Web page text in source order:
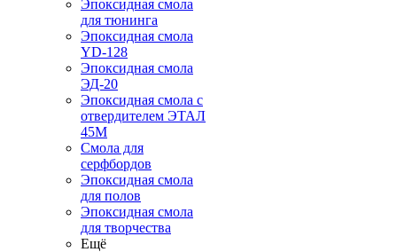
Эпоксидная смола
для тюнинга
Эпоксидная смола
YD-128
Эпоксидная смола
ЭД-20
Эпоксидная смола с
отвердителем ЭТАЛ
45М
Смола для
серфбордов
Эпоксидная смола
для полов
Эпоксидная смола
для творчества
Ещё